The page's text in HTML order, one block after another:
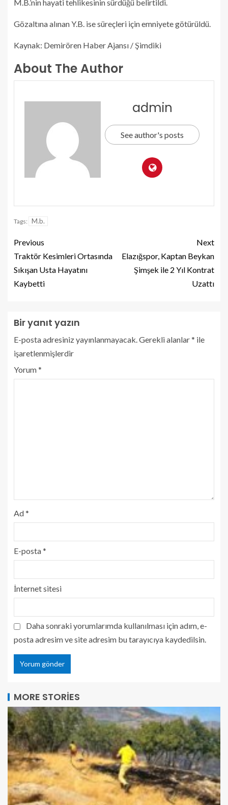
M.B.’nin hayati tehlikesinin sürdüğü belirtildi.
Gözaltına alınan Y.B. ise süreçleri için emniyete götürüldü.
Kaynak: Demirören Haber Ajansı / Şimdiki
About The Author
admin
See author's posts
Tags: M.b.
Previous
Traktör Kesimleri Ortasında
Sıkışan Usta Hayatını
Kaybetti
Next
Elazığspor, Kaptan Beykan
Şimşek ile 2 Yıl Kontrat
Uzattı
Bir yanıt yazın
E-posta adresiniz yayınlanmayacak.Gerekli alanlar* ile
işaretlenmişlerdir
Yorum*
Ad*
E-posta*
İnternet sitesi
Daha sonraki yorumlarımda kullanılması için adım, e-
posta adresim ve site adresim bu tarayıcıya kaydedilsin.
MORE STORIES